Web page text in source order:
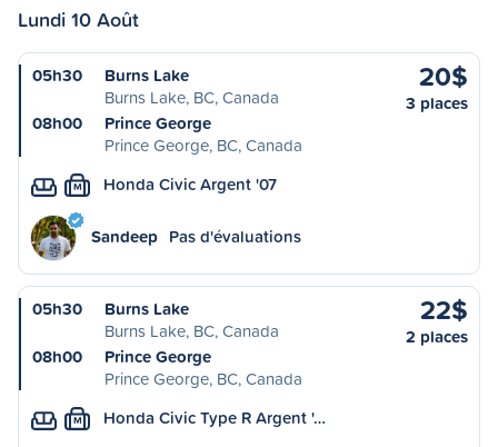
Lundi 10 Août
05h30
Burns Lake
Burns Lake, BC, Canada
08h00
Prince George
Prince George, BC, Canada
20$
3 places
M Honda Civic Argent '07
Sandeep Pas d'évaluations
05h30
Burns Lake
Burns Lake, BC, Canada
08h00
Prince George
Prince George, BC, Canada
22$
2 places
M Honda Civic Type R Argent '…